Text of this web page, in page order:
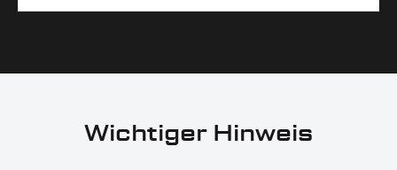
korrekt an deinem Motorrad zu installieren.
Ja, du kannst die Teile innerhalb von 14 Tagen
Rücksendung findest du in unseren
Wichtiger Hinweis